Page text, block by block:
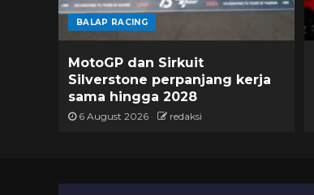
BALAP RACING
MotoGP dan Sirkuit
Silverstone perpanjang kerja
sama hingga 2028
6 August 2026 redaksi